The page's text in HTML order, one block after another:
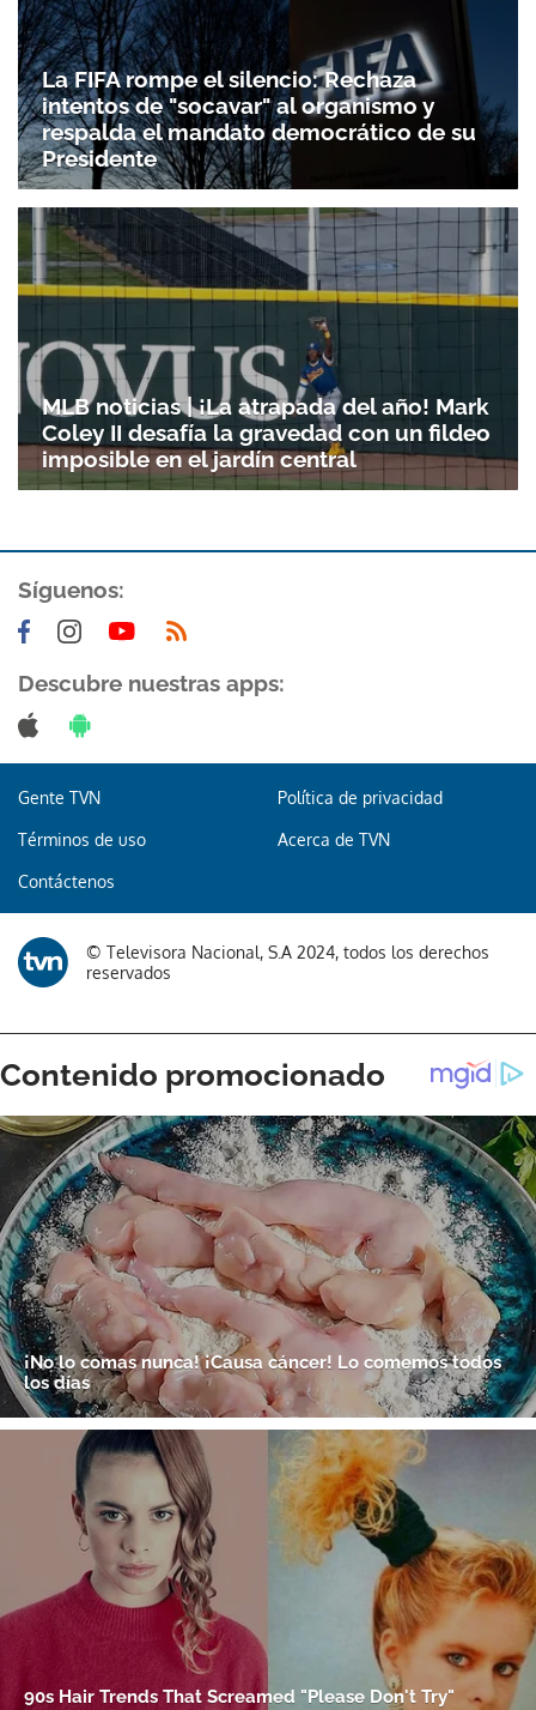
La FIFA rompe el silencio: Rechaza
intentos de "socavar" al organismo y
respalda el mandato democrático de su
Presidente
MLB noticias | ¡La atrapada del año! Mark
Coley II desafía la gravedad con un fildeo
imposible en el jardín central
Síguenos:
Descubre nuestras apps:
Gente TVN Política de privacidad
Términos de uso Acerca de TVN
Contáctenos
© Televisora Nacional, S.A 2024, todos los derechos
reservados